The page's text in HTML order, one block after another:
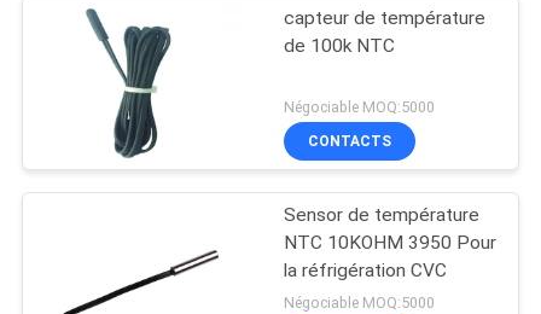
capteur de température
de 100k NTC
Négociable MOQ:5000
CONTACTS
Sensor de température
NTC 10KOHM 3950 Pour
la réfrigération CVC
Négociable MOQ:5000